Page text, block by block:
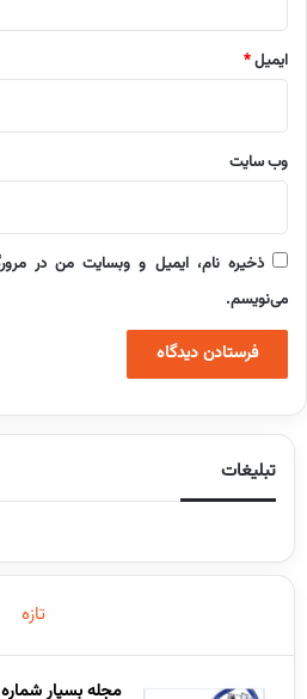
ایمیل*
وب‌ سایت
ذخیره نام، ایمیل و وبسایت من در
می‌نویسم.
تبلیغات
تازه